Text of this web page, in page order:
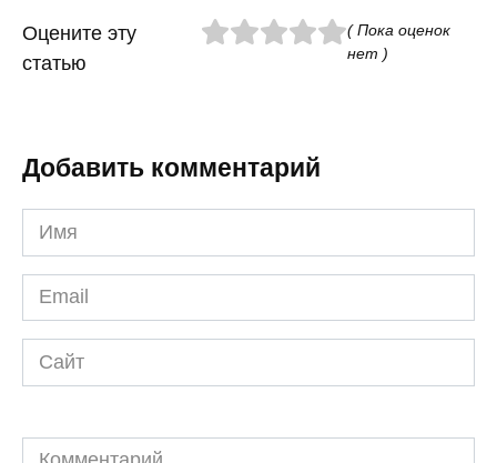
Оцените эту
статью
( Пока оценок
нет )
Добавить комментарий
Имя
*
Email
*
Сайт
Комментарий